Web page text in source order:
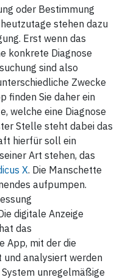
oder Bestimmung
stehen dazu
Erst wenn das
konkrete Diagnose
sind also
Zwecke
finden Sie daher ein
welche eine Diagnose
Stelle steht dabei das
hierfür soll ein
Art stehen, das
X. Die Manschette
aufpumpen.
digitale Anzeige
das
App, mit der die
und analysiert werden
unregelmäßige